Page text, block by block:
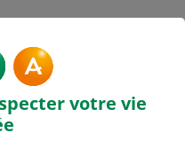
postal ou ville
les suggestions de
votre vie